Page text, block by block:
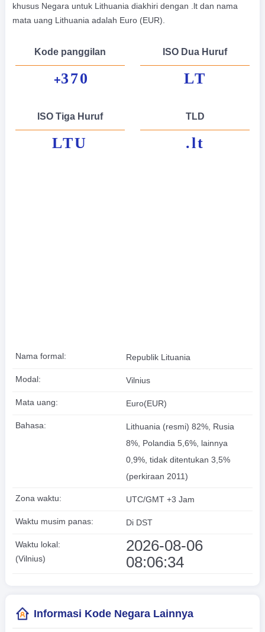
khusus Negara untuk Lithuania diakhiri dengan .lt dan nama
mata uang Lithuania adalah Euro (EUR).
Kode panggilan
+370
ISO Dua Huruf
LT
ISO Tiga Huruf
LTU
TLD
.lt
Nama formal: Republik Lituania
Modal: Vilnius
Mata uang: Euro(EUR)
Bahasa:
Lithuania (resmi) 82%, Rusia
8%, Polandia 5,6%, lainnya
0,9%, tidak ditentukan 3,5%
(perkiraan 2011)
Zona waktu: UTC/GMT +3 Jam
Waktu musim panas: Di DST
Waktu lokal:
(Vilnius)
2026-08-06
08:06:35
Informasi Kode Negara Lainnya